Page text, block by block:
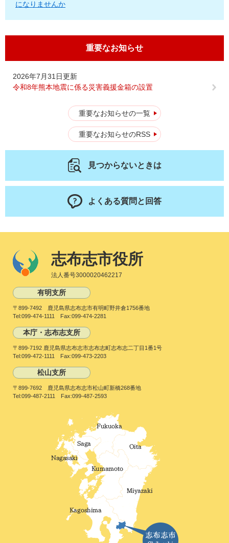
になりませんか
重要なお知らせ
2026年7月31日更新
令和8年熊本地震に係る災害義援金箱の設置
重要なお知らせの一覧
重要なお知らせのRSS
見つからないときは
よくある質問と回答
志布志市役所
法人番号3000020462217
有明支所
〒899-7492 鹿児島県志布志市有明町野井倉1756番地
Tel:099-474-1111 Fax:099-474-2281
本庁・志布志支所
〒899-7192 鹿児島県志布志市志布志町志布志二丁目1番1号
Tel:099-472-1111 Fax:099-473-2203
松山支所
〒899-7692 鹿児島県志布志市松山町新橋268番地
Tel:099-487-2111 Fax:099-487-2593